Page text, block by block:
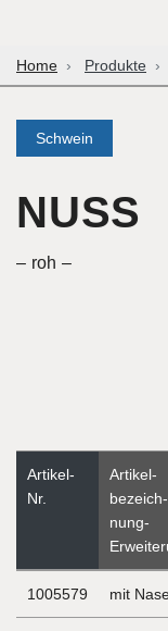
Home Produkte
Schwein
NUSS
roh
Artikel-
Nr.
Artikel­
bezeich­
nung-
1005579 mit